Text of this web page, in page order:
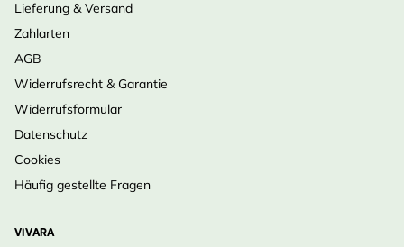
Lieferung & Versand
Zahlarten
AGB
Widerrufsrecht & Garantie
Widerrufsformular
Datenschutz
Cookies
Häufig gestellte Fragen
VIVARA